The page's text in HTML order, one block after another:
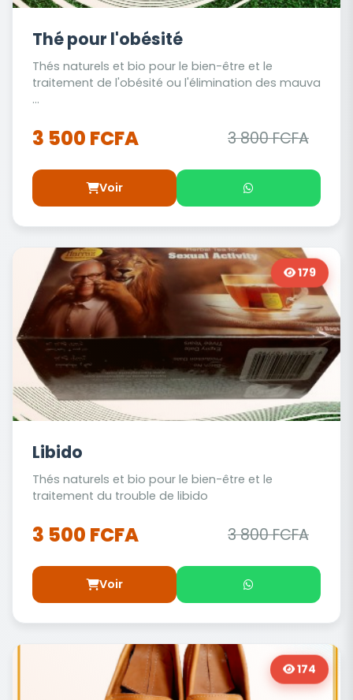
Thé pour l'obésité
Thés naturels et bio pour le bien-être et le
traitement de l'obésité ou l'élimination des mauva
...
3 500 FCFA 3 800 FCFA
Voir
179
Libido
Thés naturels et bio pour le bien-être et le
traitement du trouble de libido
3 500 FCFA 3 800 FCFA
Voir
174